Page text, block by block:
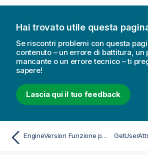
Hai trovato utile questa
Se riscontri problemi con questa
contenuto – un errore di battitura, un
mancante o un errore tecnico – ti
sapere!
Lascia qui il tuo feedback
EngineVersion Funzione per script e grafici